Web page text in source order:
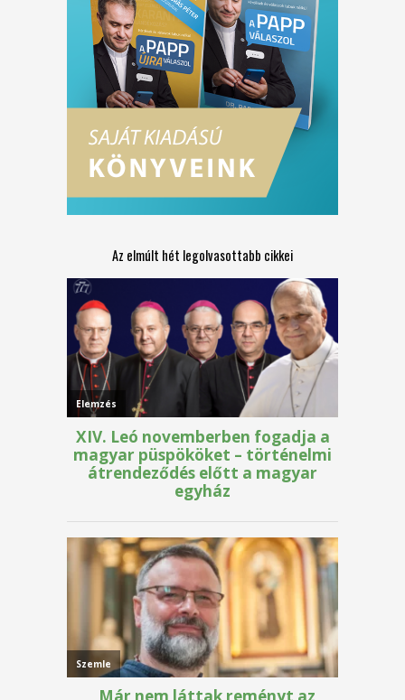
Az elmúlt hét legolvasottabb cikkei